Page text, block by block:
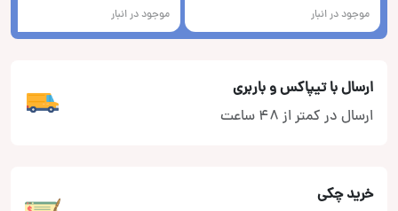
موجود در انبار موجود در انبار
ارسال با تیپاکس و باربری
ارسال در کمتر از 48 ساعت
خرید چکی